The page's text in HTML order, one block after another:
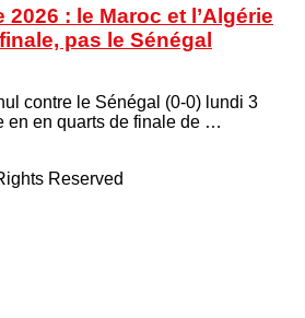
2026 : le Maroc et l’Algérie
pas le Sénégal
contre le Sénégal (0-0) lundi 3
en en quarts de finale de …
Reserved